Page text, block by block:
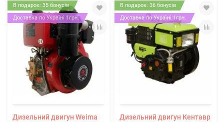
В подарок: 35 бонусів
Доставка по Україні 1грн.
Дизельний двигун Weima
В подарок: 36 бонусів
Доставка по Україні 1грн.
Дизельний двигун Кентавр